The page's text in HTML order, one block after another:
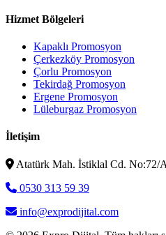
Hizmet Bölgeleri
Kapaklı Promosyon
Çerkezköy Promosyon
Çorlu Promosyon
Tekirdağ Promosyon
Ergene Promosyon
Lüleburgaz Promosyon
İletişim
Atatürk Mah. İstiklal Cd. No:72/
0530 313 59 39
info@exprodijital.com